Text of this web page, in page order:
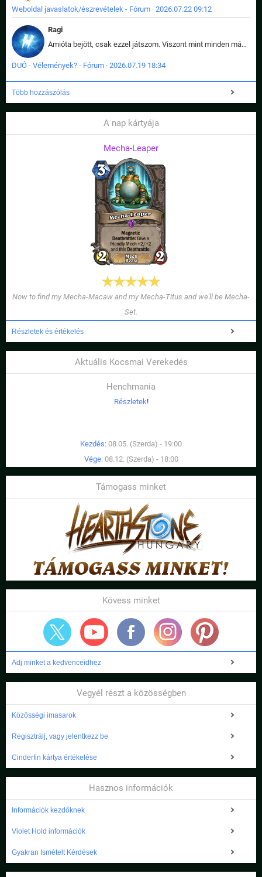
Weboldal javaslatok/észrevételek - Fórum · 2026.07.22 09:12
Ragi
Amióta bejött, csak ezzel játszom. Viszont mint minden más - akár az alapjáték is, ez is baromira összetett lett. Néha már pár kör után is esélytelen az egész. Vagy irreállisan túltápol valaki, vagy lelép a partner, vagy csak hülye mint a segg. És amikor eljönne az én időm, na akkor jön el mindenki másé is. Engem jobban érdekelne, hogy ki milyen ratingen szokott játszani. Na ez lenne egy érdekes adat.
DUÓ - Vélemények? - Fórum · 2026.07.19 18:34
Több hozzászólás
A nap kártyája
Mecha-Leaper
Now to find my Mecha-Macaw and my Mecha-Titus and we'll be Mecha-
Set.
Részletek és értékelés
Aktuális Kocsmai Verekedés
Henchmania
Részletek!
Kezdés: 08.05. (Szerda) - 19:00
Vége: 08.12. (Szerda) - 18:00
Támogass minket
Kövess minket
Adj minket a kedvenceidhez
Vegyél részt a közösségben
Közösségi imasarok
Regisztrálj, vagy jelentkezz be
Cinderfin kártya értékelése
Hasznos információk
Információk kezdőknek
Violet Hold információk
Gyakran Ismételt Kérdések